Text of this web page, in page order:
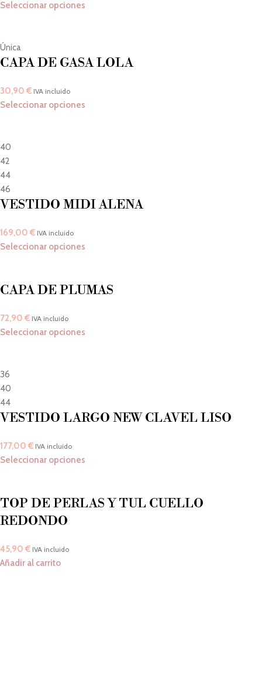
Seleccionar opciones
Única
CAPA DE GASA LOLA
30,90 € IVA incluido
Seleccionar opciones
40
42
44
46
VESTIDO MIDI ALENA
169,00 € IVA incluido
Seleccionar opciones
CAPA DE PLUMAS
72,90 € IVA incluido
Seleccionar opciones
36
40
44
VESTIDO LARGO NEW CLAVEL LISO
177,00 € IVA incluido
Seleccionar opciones
TOP DE PERLAS Y TUL CUELLO
REDONDO
45,90 € IVA incluido
Añadir al carrito